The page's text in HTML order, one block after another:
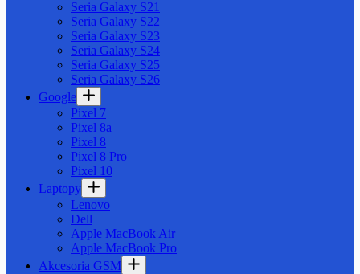
Seria Galaxy S21
Seria Galaxy S22
Seria Galaxy S23
Seria Galaxy S24
Seria Galaxy S25
Seria Galaxy S26
Google
Pixel 7
Pixel 8a
Pixel 8
Pixel 8 Pro
Pixel 10
Laptopy
Lenovo
Dell
Apple MacBook Air
Apple MacBook Pro
Akcesoria GSM